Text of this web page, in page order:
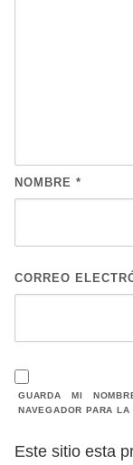
NOMBRE *
CORREO
GUARDA MI
NAVEGADOR PARA LA
Este sitio esta